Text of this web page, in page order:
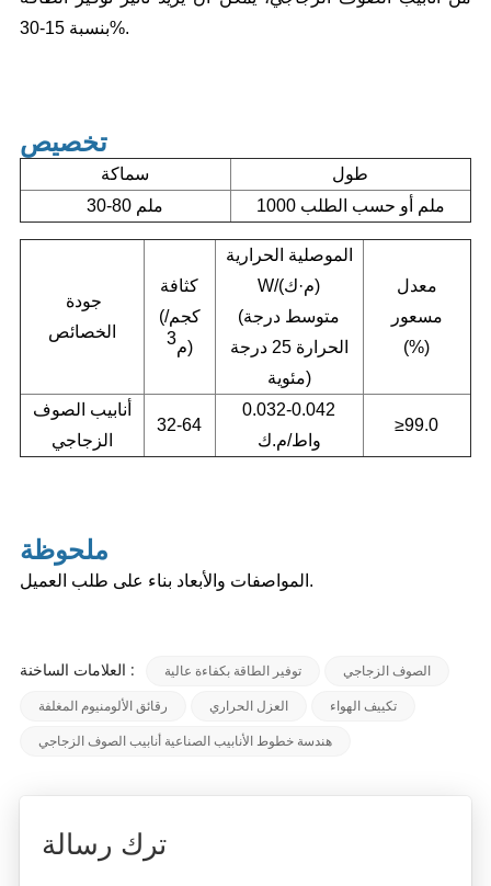
بنسبة 15-30%.
تخصيص
سماكة
طول
30-80 ملم
1000 ملم أو حسب الطلب
جودة
الخصائص
كثافة
(كجم/
م3 )
الموصلية الحرارية
W/(م·ك)
(متوسط درجة
الحرارة 25 درجة
مئوية)
معدل
مسعور
(%)
أنابيب الصوف
الزجاجي
32-64
0.032-0.042
واط/م.ك
≥99.0
ملحوظة
المواصفات والأبعاد بناء على طلب العميل.
العلامات الساخنة : توفير الطاقة بكفاءة عالية الصوف الزجاجي
رقائق الألومنيوم المغلفة العزل الحراري تكييف الهواء
هندسة خطوط الأنابيب الصناعية أنابيب الصوف الزجاجي
ترك رسالة